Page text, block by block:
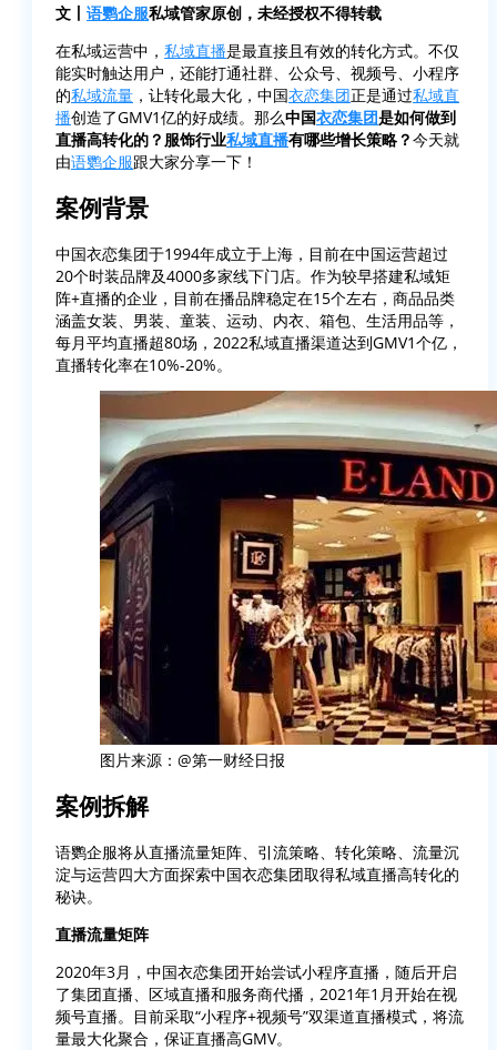
文丨 语鹦企服私域管家原创，未经授权不得转载
在私域运营中， 私域直播是最直接且有效的转化方式。不仅
能实时触达用户，还能打通社群、公众号、视频号、小程序
的私域流量 ，让转化最大化，中国衣恋集团正是通过私域直
播创造了GMV1亿的好成绩。那么中国衣恋集团是如何做到
直播高转化的？服饰行业私域直播有哪些增长策略？今天就
由语鹦企服跟大家分享一下！
案例背景
中国衣恋集团于1994年成立于上海，目前在中国运营超过
20个时装品牌及4000多家线下门店。作为较早搭建私域矩
阵+直播的企业，目前在播品牌稳定在15个左右，商品品类
涵盖女装、男装、童装、运动、内衣、箱包、生活用品等，
每月平均直播超80场，2022私域直播渠道达到GMV1个亿，
直播转化率在10%-20%。
图片来源：@第一财经日报
案例拆解
语鹦企服将从直播流量矩阵、引流策略、转化策略、流量沉
淀与运营四大方面探索中国衣恋集团取得私域直播高转化的
秘诀。
直播流量矩阵
2020年3月，中国衣恋集团开始尝试小程序直播，随后开启
了集团直播、区域直播和服务商代播，2021年1月开始在视
频号直播。目前采取“小程序+视频号”双渠道直播模式，将流
量最大化聚合，保证直播高GMV。